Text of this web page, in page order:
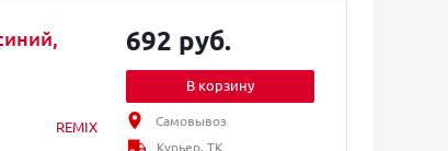
REMIX
692 руб.
В корзину
Самовывоз
Курьер, ТК